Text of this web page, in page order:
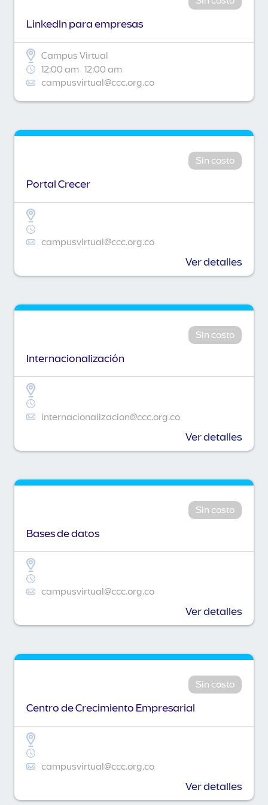
Linkedln para empresas
Campus Virtual
12:00 am 12:00 am
campusvirtual@ccc.org.co
Sin costo
Portal Crecer
campusvirtual@ccc.org.co
Ver detalles
Sin costo
Internacionalización
internacionalizacion@ccc.org.co
Ver detalles
Sin costo
Bases de datos
campusvirtual@ccc.org.co
Ver detalles
Sin costo
Centro de Crecimiento Empresarial
campusvirtual@ccc.org.co
Ver detalles